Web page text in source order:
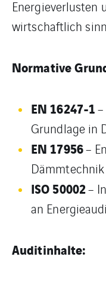
Energieverlusten
wirtschaftlich
Normative
EN 16247-1
Grundlage in
EN 17956–
Dämmtechnik
ISO 50002–
an
Auditinhalte: